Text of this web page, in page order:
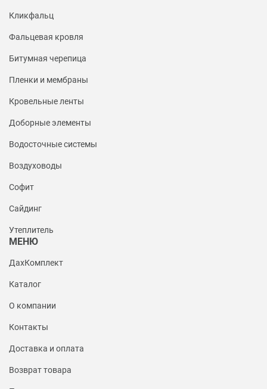
Кликфальц
Фальцевая кровля
Битумная черепица
Пленки и мембраны
Кровельные ленты
Доборные элементы
Водосточные системы
Воздуховоды
Софит
Сайдинг
Утеплитель
МЕНЮ
ДахКомплект
Каталог
О компании
Контакты
Доставка и оплата
Возврат товара